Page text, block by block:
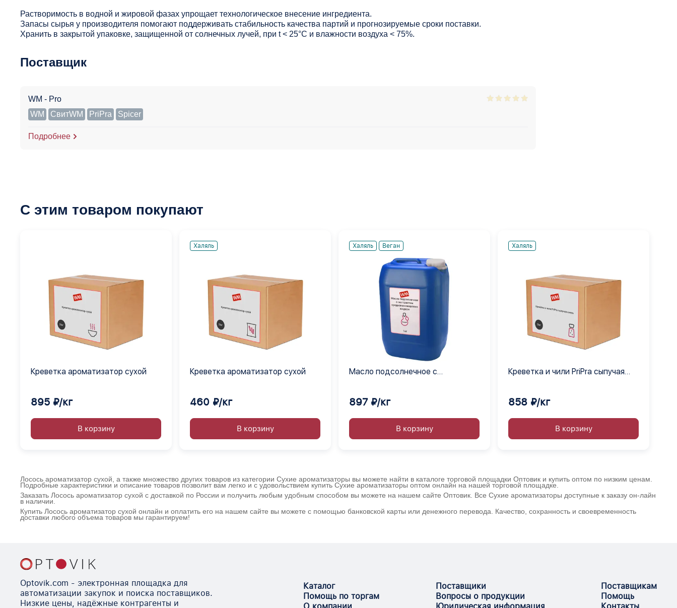
Растворимость в водной и жировой фазах упрощает технологическое внесение ингредиента.
Запасы сырья у производителя помогают поддерживать стабильность качества партий и прогнозируемые сроки поставки.
Хранить в закрытой упаковке, защищенной от солнечных лучей, при t < 25°С и влажности воздуха < 75%.
Поставщик
WM - Pro
WM
СвитWM PriPra Spicer
Подробнее
С этим товаром покупают
Креветка ароматизатор сухой
895 ₽/кг
В корзину
Халяль
Креветка ароматизатор сухой
460 ₽/кг
В корзину
Халяль Веган
Масло подсолнечное с
жидкое
897 ₽/кг
В корзину
Халяль
Креветка и чили PriPra сыпучая
858 ₽/кг
В корзину
Лосось ароматизатор сухой, а также множество других товаров из категории Сухие ароматизаторы вы можете найти в каталоге торговой площадки Оптовик и купить оптом по низким ценам.
Подробные характеристики и описание товаров позволит вам легко и с удовольствием купить Сухие ароматизаторы оптом онлайн на нашей торговой площадке.
Заказать Лосось ароматизатор сухой с доставкой по России и получить любым удобным способом вы можете на нашем сайте Оптовик. Все Сухие ароматизаторы доступные к заказу он-лайн
в наличии.
Купить Лосось ароматизатор сухой онлайн и оплатить его на нашем сайте вы можете с помощью банковской карты или денежного перевода. Качество, сохранность и своевременность
доставки любого объема товаров мы гарантируем!
Optovik.com - электронная площадка для
автоматизации закупок и поиска поставщиков.
Низкие цены, надёжные контрагенты и
Каталог
Помощь по торгам
Поставщики
Вопросы о продукции
Поставщикам
Помощь